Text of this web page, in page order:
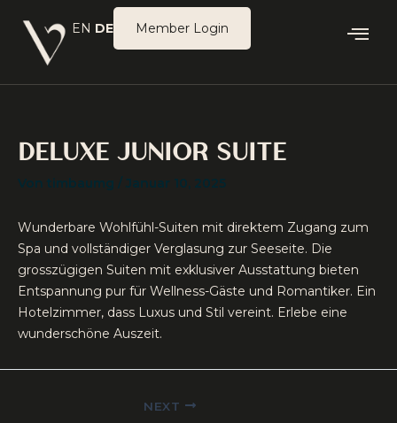
Inhalt
springen
EN DE Member Login
DELUXE JUNIOR SUITE
Von timbaumg / Januar 10, 2025
Wunderbare Wohlfühl-Suiten mit direktem Zugang zum
Spa und vollständiger Verglasung zur Seeseite. Die
grosszügigen Suiten mit exklusiver Ausstattung bieten
Entspannung pur für Wellness-Gäste und Romantiker. Ein
Hotelzimmer, dass Luxus und Stil vereint. Erlebe eine
wunderschöne Auszeit.
NEXT